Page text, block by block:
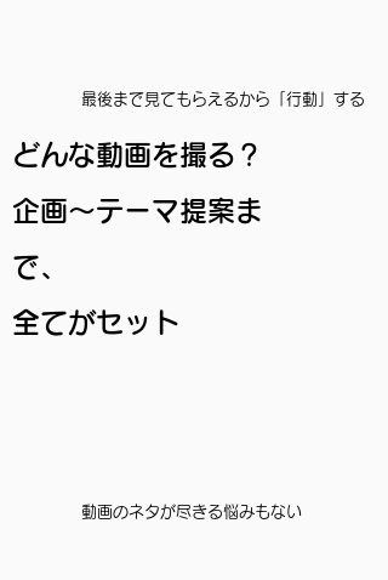
最後まで見てもらえるから「行動」する
​どんな動画を撮る？
企画〜テーマ提案ま
で、
​全てがセット
​動画のネタが尽きる悩みもない